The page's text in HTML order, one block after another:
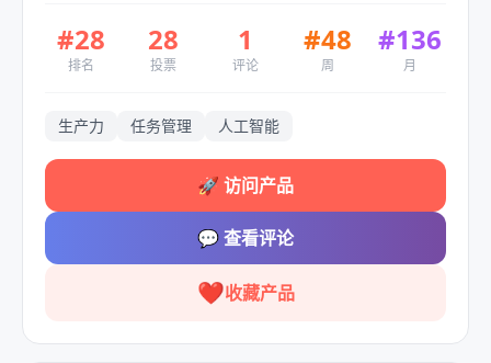
#28
排名
28
投票
1
评论
#48
周
#136
月
生产力 任务管理 人工智能
🚀 访问产品
💬查看评论
❤️收藏产品